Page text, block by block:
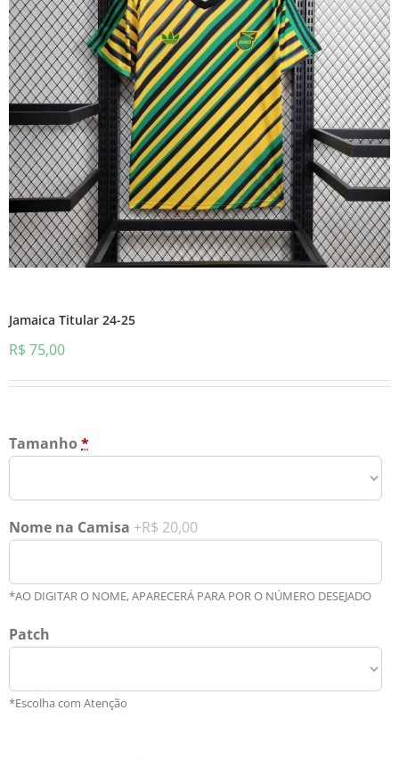
Jamaica Titular 24-25
R$ 75,00
Tamanho *
Nome na Camisa +R$ 20,00
*AO DIGITAR O NOME, APARECERÁ PARA POR O NÚMERO DESEJADO
Patch
*Escolha com Atenção